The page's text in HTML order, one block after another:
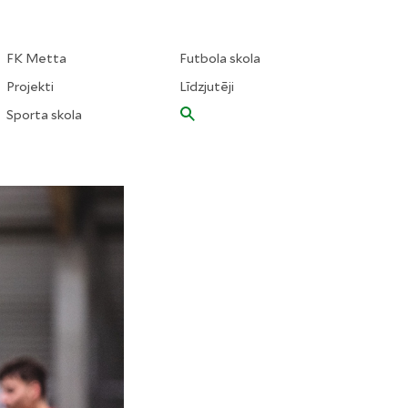
FK Metta
Projekti
Sporta skola
Futbola skola
Līdzjutēji